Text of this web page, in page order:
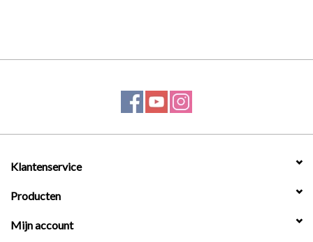
Klantenservice
Producten
Mijn account